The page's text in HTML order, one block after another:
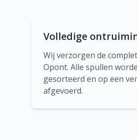
Volledige
Wij verzorgen de
Opont. Alle spullen
gesorteerd en op een
afgevoerd.